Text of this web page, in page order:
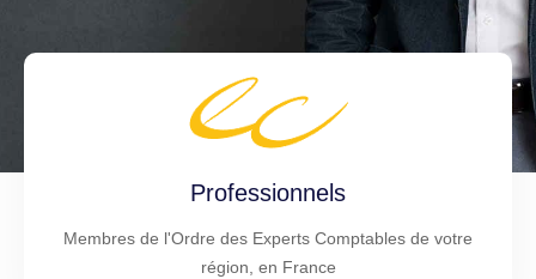
Professionnels
Membres de l'Ordre des Experts Comptables de votre
région, en France